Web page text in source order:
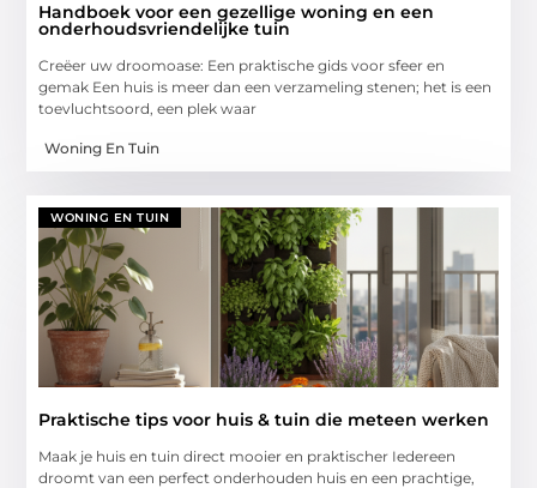
Handboek voor een gezellige woning en een
onderhoudsvriendelijke tuin
Creëer uw droomoase: Een praktische gids voor sfeer en
gemak Een huis is meer dan een verzameling stenen; het is een
toevluchtsoord, een plek waar
Woning En Tuin
WONING EN TUIN
Praktische tips voor huis & tuin die meteen werken
Maak je huis en tuin direct mooier en praktischer Iedereen
droomt van een perfect onderhouden huis en een prachtige,